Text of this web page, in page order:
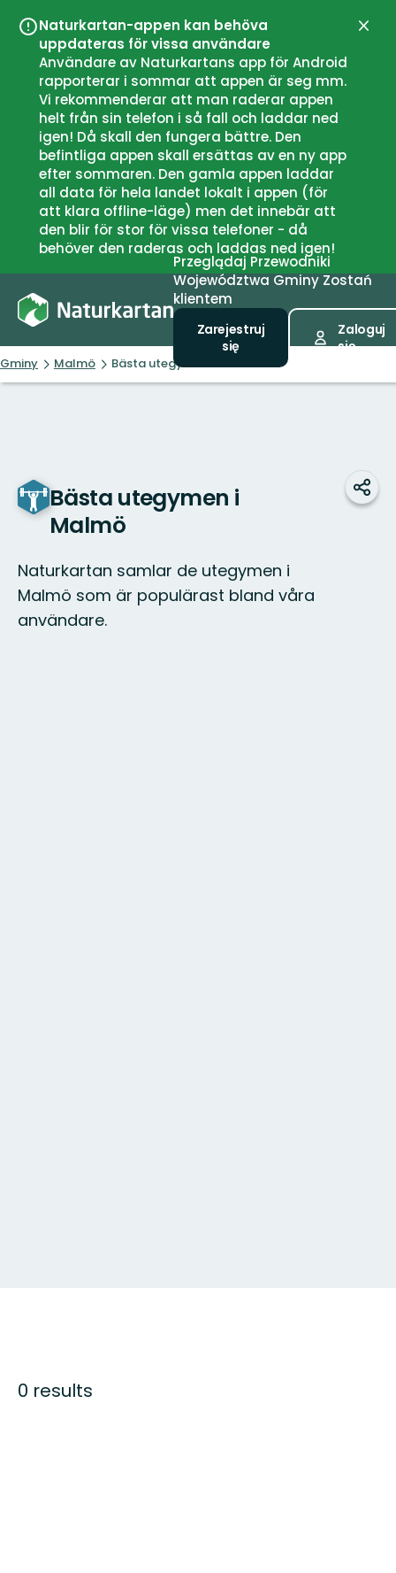
Naturkartan-appen kan behöva
uppdateras för vissa användare
Användare av Naturkartans app för Android
rapporterar i sommar att appen är seg mm.
Vi rekommenderar att man raderar appen
helt från sin telefon i så fall och laddar ned
igen! Då skall den fungera bättre. Den
befintliga appen skall ersättas av en ny app
efter sommaren. Den gamla appen laddar
all data för hela landet lokalt i appen (för
att klara offline-läge) men det innebär att
den blir för stor för vissa telefoner - då
behöver den raderas och laddas ned igen!
Przeglądaj Przewodniki
Województwa Gminy Zostań
klientem
Zarejestruj
się
Zaloguj
się
Gminy Malmö Bästa utegymen i Malmö
Bästa utegymen i
Malmö
Naturkartan samlar de utegymen i
Malmö som är populärast bland våra
användare.
0 results